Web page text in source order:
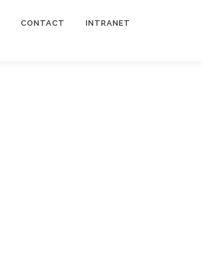
CONTACT INTRANET